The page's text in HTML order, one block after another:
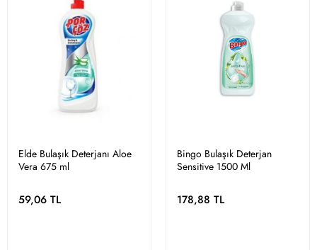
Elde Bulaşık Deterjanı Aloe
Vera 675 ml
59,06 TL
Bingo Bulaşık Deterjan
Sensitive 1500 Ml
178,88 TL